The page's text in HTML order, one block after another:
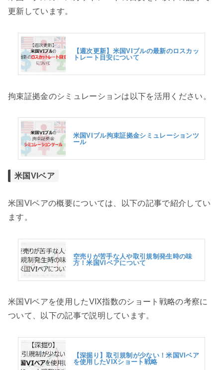
更新しています。
【週次更新】米国VIブルの最新のロスカッ
トレート目安について
拘束証拠金のシミュレーションは以下を活用ください。
米国VIブル拘束証拠金シミュレーションツ
ール
米国VIベア
米国VIベアの概要については、以下の記事で紹介してい
ます。
空売りが苦手な人や取引規制発生時の味
方！米国VIベアについて
米国VIベアを使用したVIX指数のショート戦略の考察に
ついて、以下の記事で説明しています。
【深掘り】取引規制が少ない！米国VIベア
を使用したVIXショート戦略